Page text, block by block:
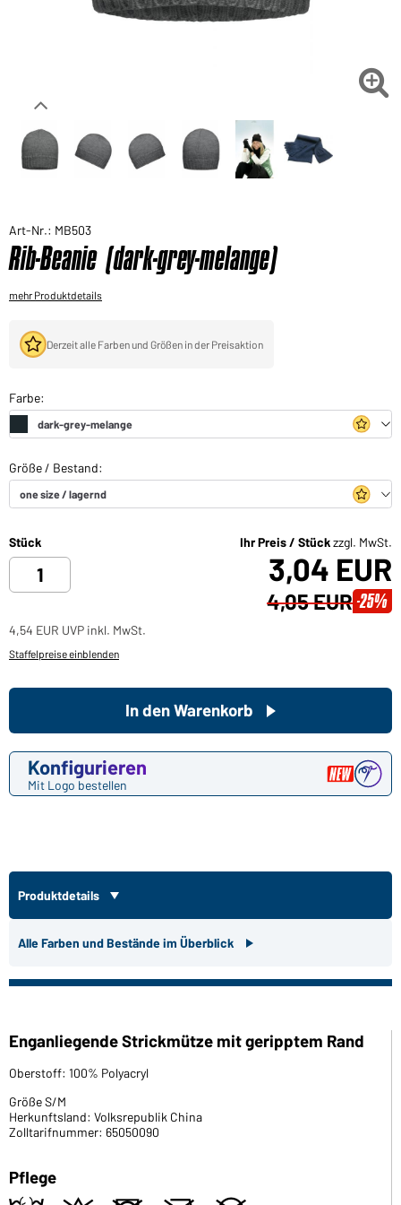
Sie möchten gerne für Ihren privaten Bedarf

Art-Nr.: MB503
Rib-Beanie (dark-grey-melange)
mehr Produktdetails
Derzeit alle Farben und Größen in der Preisaktion
Stück Ihr Preis / Stückzzgl. MwSt.
3,04 EUR
4,05 EUR -25%
4,54 EUR UVP inkl. MwSt.
Staffelpreise einblenden
Konfigurieren
Mit Logo bestellen
In den Warenkorb
Produktdetails
Alle Farben und Bestände im Überblick
Enganliegende Strickmütze mit geripptem Rand
Oberstoff: 100% Polyacryl
Größe S/M
Herkunftsland: Volksrepublik China
Zolltarifnummer: 65050090
Pflege